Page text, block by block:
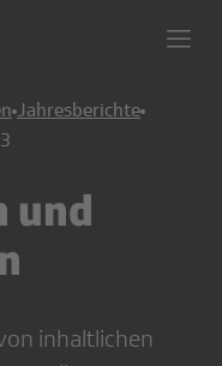
Jahresberichte
und
inhaltlichen